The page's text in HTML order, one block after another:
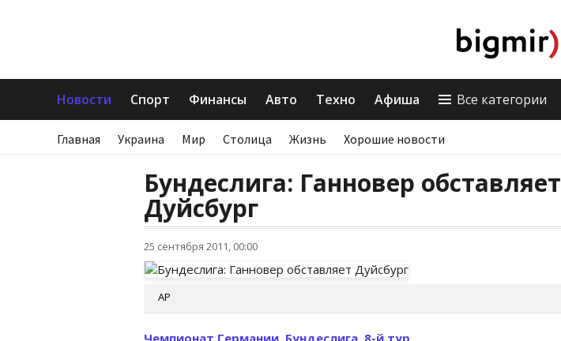
Новости Спорт Финансы Авто Техно Афиша Все категории
Главная Украина Мир Столица Жизнь Хорошие новости
Бундеслига: Ганновер обставляет
Дуйсбург
25 сентября 2011, 00:00
AP
Чемпионат Германии. Бундеслига. 8-й тур